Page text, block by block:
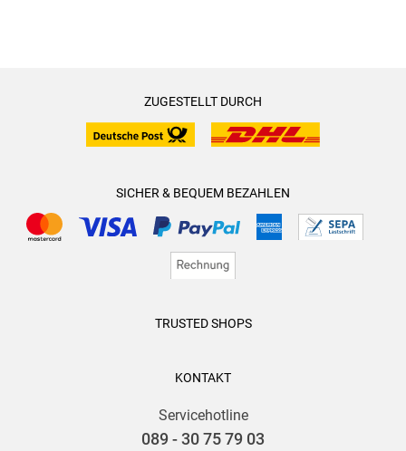
ZUGESTELLT DURCH
SICHER & BEQUEM BEZAHLEN
TRUSTED SHOPS
KONTAKT
Servicehotline
089 - 30 75 79 03